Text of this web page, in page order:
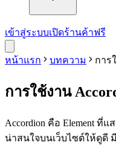
เข้าสู่ระบบเปิดร้านค้าฟรี
หน้าแรก บทความ การ
การใช้งาน
Accordion คือ Element ที่
น่าสนใจบนเว็บไซต์ให้ดูดี